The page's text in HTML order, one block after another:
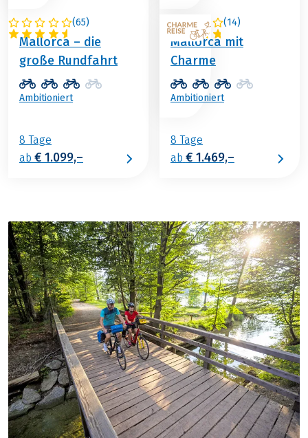
(65)
SPANIEN
Mallorca – die
große Rundfahrt
Ambitioniert
8 Tage
ab € 1.099,–
(14)
SPANIEN
Mallorca mit
Charme
Ambitioniert
8 Tage
ab € 1.469,–